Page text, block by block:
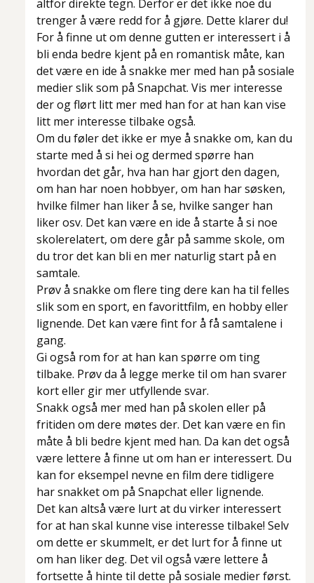
altfor direkte tegn. Derfor er det ikke noe du
trenger å være redd for å gjøre. Dette klarer du!
For å finne ut om denne gutten er interessert i å
bli enda bedre kjent på en romantisk måte, kan
det være en ide å snakke mer med han på sosiale
medier slik som på Snapchat. Vis mer interesse
der og flørt litt mer med han for at han kan vise
litt mer interesse tilbake også.
Om du føler det ikke er mye å snakke om, kan du
starte med å si hei og dermed spørre han
hvordan det går, hva han har gjort den dagen,
om han har noen hobbyer, om han har søsken,
hvilke filmer han liker å se, hvilke sanger han
liker osv. Det kan være en ide å starte å si noe
skolerelatert, om dere går på samme skole, om
du tror det kan bli en mer naturlig start på en
samtale.
Prøv å snakke om flere ting dere kan ha til felles
slik som en sport, en favorittfilm, en hobby eller
lignende. Det kan være fint for å få samtalene i
gang.
Gi også rom for at han kan spørre om ting
tilbake. Prøv da å legge merke til om han svarer
kort eller gir mer utfyllende svar.
Snakk også mer med han på skolen eller på
fritiden om dere møtes der. Det kan være en fin
måte å bli bedre kjent med han. Da kan det også
være lettere å finne ut om han er interessert. Du
kan for eksempel nevne en film dere tidligere
har snakket om på Snapchat eller lignende.
Det kan altså være lurt at du virker interessert
for at han skal kunne vise interesse tilbake! Selv
om dette er skummelt, er det lurt for å finne ut
om han liker deg. Det vil også være lettere å
fortsette å hinte til dette på sosiale medier først.